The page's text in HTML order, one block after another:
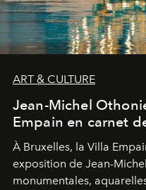
ART & CULTURE
Jean-Michel
Empain en carnet
À Bruxelles, la Villa
exposition de Jean-
monumentales,